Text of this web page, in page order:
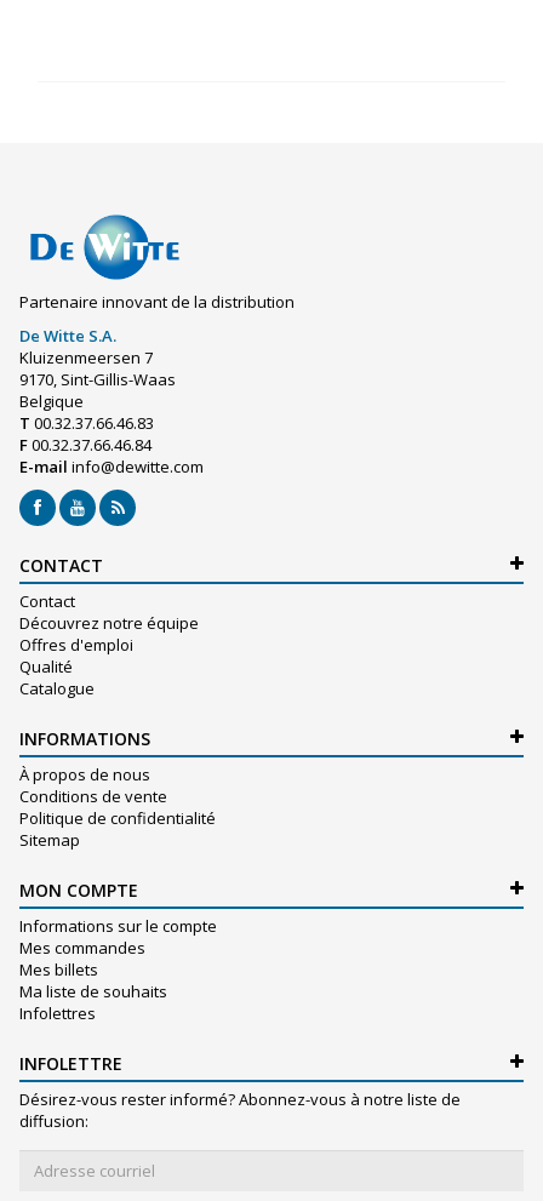
Partenaire innovant de la distribution
De Witte S.A.
Kluizenmeersen 7
9170, Sint-Gillis-Waas
Belgique
T 00.32.37.66.46.83
F00.32.37.66.46.84
E-mail info@dewitte.com
CONTACT
Contact
Découvrez notre équipe
Offres d'emploi
Qualité
Catalogue
INFORMATIONS
À propos de nous
Conditions de vente
Politique de confidentialité
Sitemap
MON COMPTE
Informations sur le compte
Mes commandes
Mes billets
Ma liste de souhaits
Infolettres
INFOLETTRE
Désirez-vous rester informé? Abonnez-vous à notre liste de
diffusion: